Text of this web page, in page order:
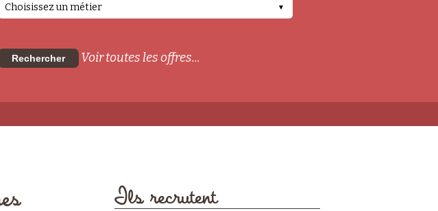
Choisissez un métier
Rechercher Voir toutes les offres...
Ils recrutent